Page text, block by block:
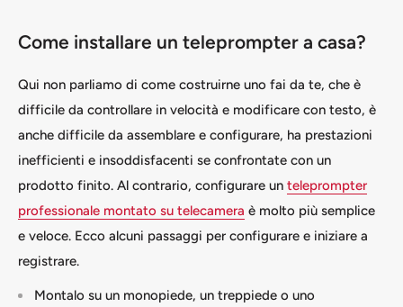
Come installare un teleprompter a casa?
Qui non parliamo di come costruirne uno fai da te, che è
difficile da controllare in velocità e modificare con testo, è
anche difficile da assemblare e configurare, ha prestazioni
inefficienti e insoddisfacenti se confrontate con un
prodotto finito. Al contrario, configurare un teleprompter
professionale montato su telecamera è molto più semplice
e veloce. Ecco alcuni passaggi per configurare e iniziare a
registrare.
Montalo su un monopiede, un treppiede o uno